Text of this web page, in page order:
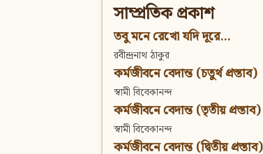
সাম্প্রতিক প্রকাশ
তবু মনে রেখো যদি দূরে...
রবীন্দ্রনাথ ঠাকুর
কর্মজীবনে বেদান্ত (চতুর্থ প্রস্তাব)
স্বামী বিবেকানন্দ
কর্মজীবনে বেদান্ত (তৃতীয় প্রস্তাব)
স্বামী বিবেকানন্দ
কর্মজীবনে বেদান্ত (দ্বিতীয় প্রস্তাব)